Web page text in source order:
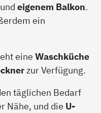
undeigenem Balkon.
ein
eineWaschküche
zur Verfügung.
täglichen Bedarf
Nähe, und die U-